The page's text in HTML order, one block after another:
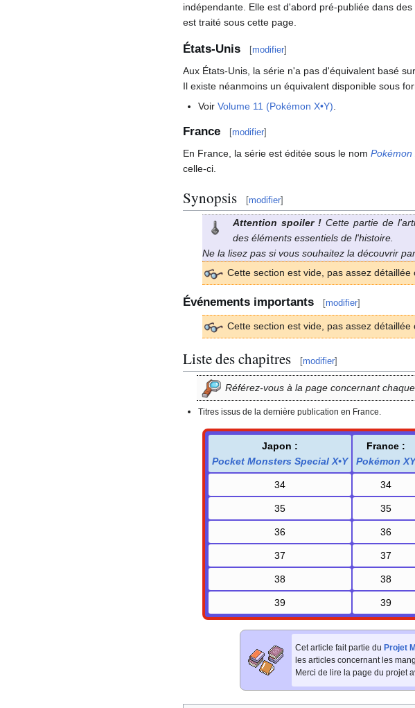
indépendante. Elle est d'abord pré-publiée dans
est traité sous cette page.
États-Unis [modifier]
Aux États-Unis, la série n'a pas d'équivalent basé
Il existe néanmoins un équivalent disponible sous
VoirVolume 11 (Pokémon X•Y)
France [modifier]
En France, la série est éditée sous le nom Pokémon
celle-ci.
Synopsis [modifier]
Attention spoiler !Cette partie de
des éléments essentiels de l'histoire.
Ne la lisez pas si vous souhaitez la découvrir
Cette section est vide, pas assez
Événements importants [modifier]
Cette section est vide, pas assez
Liste des chapitres [modifier]
Référez-vous à la page concernant
Titres issus de la dernière publication en France.
Japon :
Pocket Monsters Special X•Y
France :
Pokémon XY
34 34
35 35
36 36
37 37
38 38
39 39
Cet article fait partie du Projet
les articles concernant les
Merci de lire la page du projet